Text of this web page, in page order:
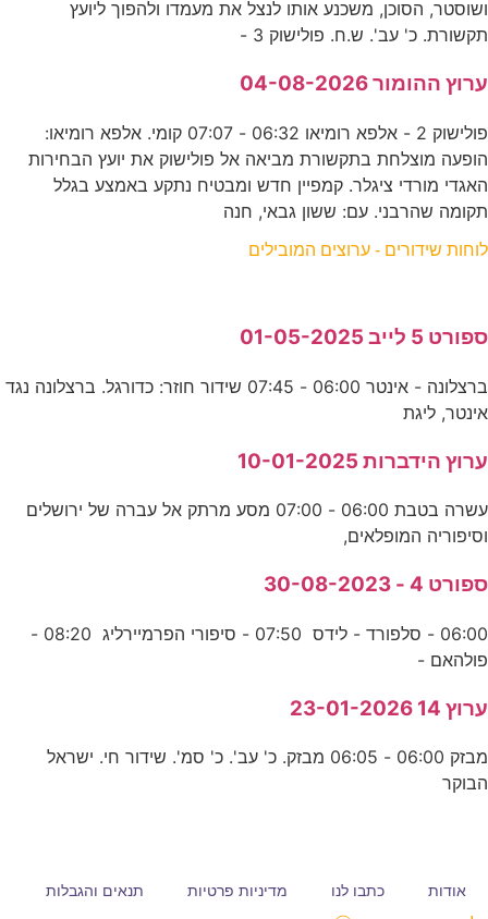
ושוסטר, הסוכן, משכנע אותו לנצל את מעמדו ולהפוך ליועץ
תקשורת. כ' עב'. ש.ח. פולישוק 3 -
ערוץ ההומור 04-08-2026
פולישוק 2 - אלפא רומיאו 06:32 - 07:07 קומי. אלפא רומיאו:
הופעה מוצלחת בתקשורת מביאה אל פולישוק את יועץ הבחירות
האגדי מורדי ציגלר. קמפיין חדש ומבטיח נתקע באמצע בגלל
תקומה שהרבני. עם: ששון גבאי, חנה
לוחות שידורים - ערוצים המובילים
ספורט 5 לייב 01-05-2025
ברצלונה - אינטר 06:00 - 07:45 שידור חוזר: כדורגל. ברצלונה נגד
אינטר, ליגת
ערוץ הידברות 10-01-2025
עשרה בטבת 06:00 - 07:00 מסע מרתק אל עברה של ירושלים
וסיפוריה המופלאים,
ספורט 4 - 30-08-2023
06:00 - סלפורד - לידס 07:50 - סיפורי הפרמיירליג 08:20 -
פולהאם -
ערוץ 14 23-01-2026
מבזק 06:00 - 06:05 מבזק. כ' עב'. כ' סמ'. שידור חי. ישראל
הבוקר
אודות כתבו לנו מדיניות פרטיות תנאים והגבלות